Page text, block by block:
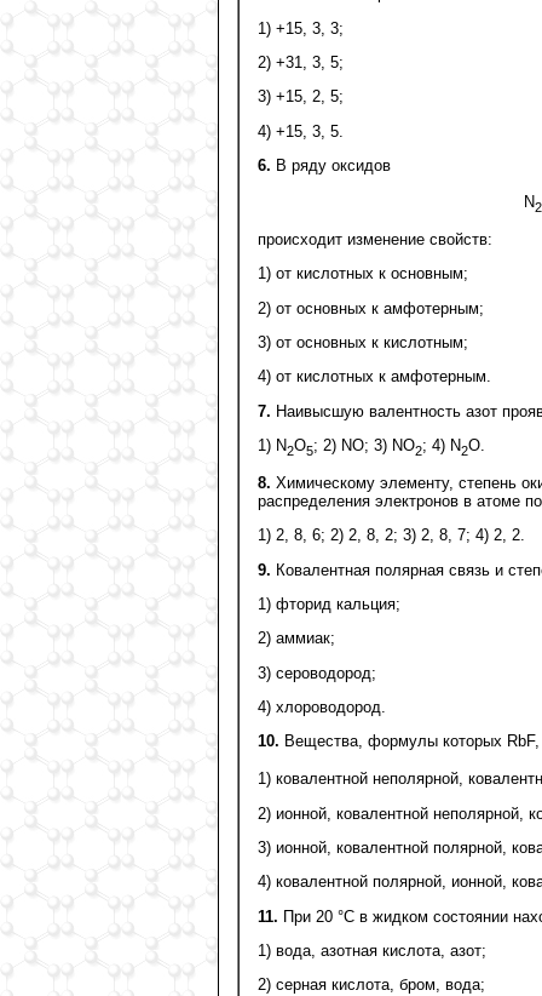
1) +15, 3, 3;
2) +31, 3, 5;
3) +15, 2, 5;
4) +15, 3, 5.
6. В ряду оксидов
N2
происходит изменение свойств:
1) от кислотных к основным;
2) от основных к амфотерным;
3) от основных к кислотным;
4) от кислотных к амфотерным.
7. Наивысшую валентность азот
1) N2O5; 2) NO; 3) NO2; 4) N2O.
8. Химическому элементу, степень
распределения электронов в атоме
1) 2, 8, 6; 2) 2, 8, 2; 3) 2, 8, 7; 4) 2, 2.
9. Ковалентная полярная связь и
1) фторид кальция;
2) аммиак;
3) сероводород;
4) хлороводород.
10. Вещества, формулы которых RbF,
1) ковалентной неполярной,
2) ионной, ковалентной неполярной,
3) ионной, ковалентной полярной,
4) ковалентной полярной, ионной,
11. При 20 °С в жидком состоянии
1) вода, азотная кислота, азот;
2) серная кислота, бром, вода;